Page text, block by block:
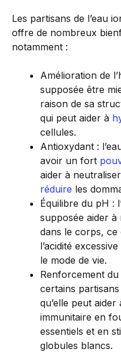
Les partisans de l’eau
offre de nombreux
notamment :
Amélioration de
supposée être
raison de sa
qui peut aider à
cellules.
Antioxydant :
avoir un fort
aider à
réduire les
Équilibre du pH :
supposée aider
dans le corps, ce
l’acidité
le mode de vie.
Renforcement
certains
qu’elle peut
immunitaire en
essentiels et en
globules blancs.